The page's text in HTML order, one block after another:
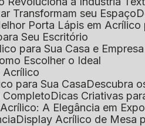
Transformam seu Espaço
Porta Lápis em
Seu Escritório
para Sua Casa e Empresa
Escolher o Ideal
Acrílico
para Sua Casa
Descubra
Completo
Dicas Criativas
Acrílico: A Elegância em
Display Acrílico de